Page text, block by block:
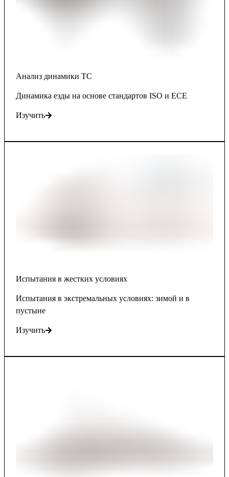
Анализ динамики ТС
Динамика езды на основе стандартов ISO и ECE
Изучить
Испытания в жестких условиях
Испытания в экстремальных условиях: зимой и в
пустыне
Изучить